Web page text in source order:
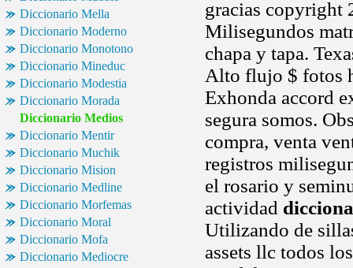
Diccionario Mella
Diccionario Moderno
Diccionario Monotono
Diccionario Mineduc
Diccionario Modestia
Diccionario Morada
Diccionario Medios
Diccionario Mentir
Diccionario Muchik
Diccionario Mision
Diccionario Medline
Diccionario Morfemas
Diccionario Moral
Diccionario Mofa
Diccionario Mediocre
gracias copyright
Milisegundos
chapa y tapa.
Alto flujo $ fotos
Exhonda accord
segura somos.
compra, venta
registros
el rosario y
actividad
Utilizando de
assets llc todos